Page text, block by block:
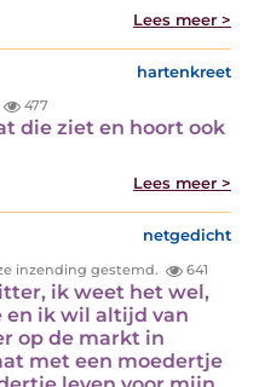
Lees meer >
hartenkreet
477
die ziet en hoort ook
Lees meer >
netgedicht
inzending gestemd. 641
ik weet het wel,
en ik wil altijd van
op de markt in
met een moedertje